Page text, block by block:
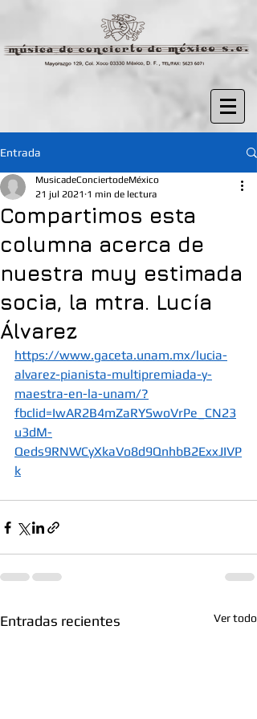
Entrada
Compartimos esta
columna acerca de
nuestra muy estimada
socia, la mtra. Lucía
Álvarez
MusicadeConciertodeMéxico
21 jul 2021 1 min de lectura
https://www.gaceta.unam.mx/lucia-
alvarez-pianista-multipremiada-y-
maestra-en-la-unam/?
fbclid=IwAR2B4mZaRYSwoVrPe_CN23
u3dM-
Qeds9RNWCyXkaVo8d9QnhbB2ExxJIVP
k
Entradas recientes Ver todo